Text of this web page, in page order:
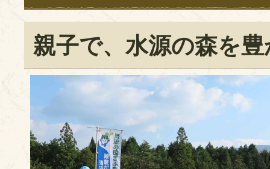
親子で、水源の森を